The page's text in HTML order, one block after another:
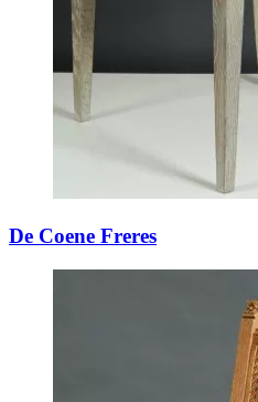
De Coene Freres